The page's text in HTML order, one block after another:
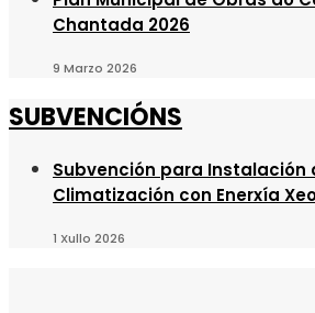
Chantada 2026
9 Marzo 2026
SUBVENCIÓNS
Subvención para Instalación
Climatización con Enerxía
1 Xullo 2026